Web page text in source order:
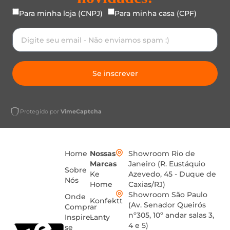
Para minha loja (CNPJ) Para minha casa (CPF)
Se inscrever
Protegido por VimeCaptcha
Home
Sobre
Nós
Onde
Comprar
Inspire-
se
Nossas
Marcas
Ke
Home
Konfektt
Lanty
Showroom Rio de
Janeiro (R. Eustáquio
Azevedo, 45 - Duque de
Caxias/RJ)
Showroom São Paulo
(Av. Senador Queirós
nº305, 10º andar salas 3,
4 e 5)